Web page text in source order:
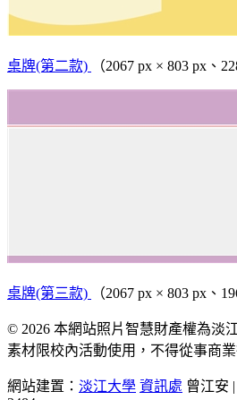
桌牌(第二款) （2067 px × 803 px、
桌牌(第三款) （2067 px × 803 px、
© 2026 本網站照片智慧財產權為淡
素材限校內活動使用，不得從事商業
網站建置： 淡江大學 資訊處 曾江安